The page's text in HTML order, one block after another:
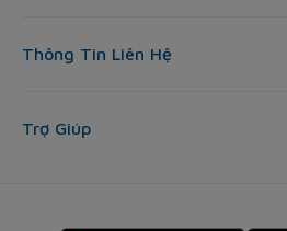
Thông Tin Liên Hệ
Trợ Giúp